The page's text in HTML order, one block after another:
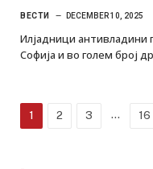
ВЕСТИ DECEMBER 10, 2025
Илјадници антивладини
Софија и во голем број
1 2 3 … 16